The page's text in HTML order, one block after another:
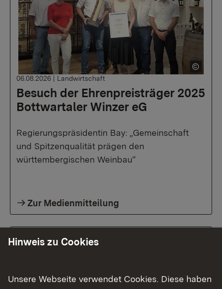
Besuch der Ehrenpreisträger 2025
Bottwartaler Winzer eG
06.08.2026 | Landwirtschaft
Regierungspräsidentin Bay: „Gemeinschaft
und Spitzenqualität prägen den
württembergischen Weinbau“
Zur Medienmitteilung
Hinweis zu Cookies
Unsere Webseite verwendet Cookies. Diese haben